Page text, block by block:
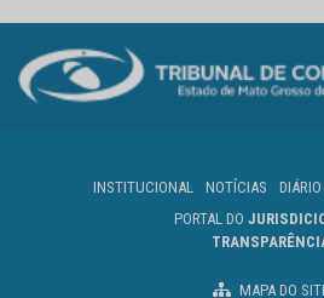
INSTITUCIONAL NOTÍCIAS DIÁRIO
PORTAL DO
MAPA DO